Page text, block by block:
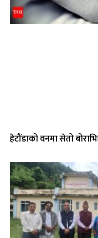
हेटौंडाको वनमा सेतो